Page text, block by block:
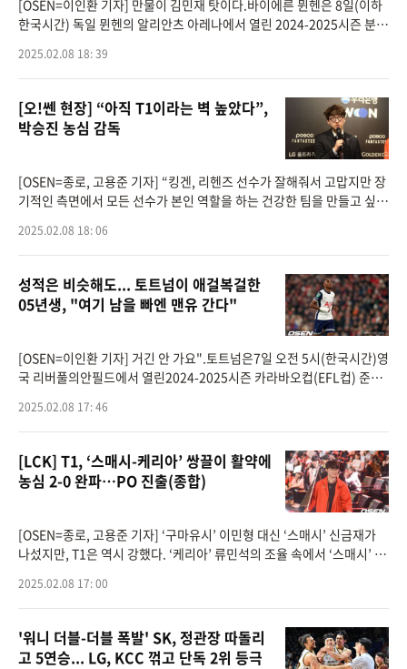
[OSEN=이인환 기자] 만물이 김민재 탓이다.바이에른 뮌헨은 8일(이하
한국시간) 독일 뮌헨의 알리안츠 아레나에서 열린 2024-2025시즌 분데
이페널티킥으로 두 골
2025.02.08 18: 39
[오!쎈 현장] “아직 T1이라는 벽 높았다”,
박승진 농심 감독
[OSEN=종로, 고용준 기자] “킹겐, 리헨즈 선수가 잘해줘서 고맙지만 장
기적인 측면에서 모든 선수가 본인 역할을 하는 건강한 팀을 만들고 싶어
r
2025.02.08 18: 06
성적은 비슷해도... 토트넘이 애걸복걸한
05년생, "여기 남을 빠엔 맨유 간다"
[OSEN=이인환 기자] 거긴 안 가요".토트넘은7일 오전 5시(한국시간)영
국 리버풀의안필드에서 열린2024-2025시즌 카라바오컵(EFL컵) 준결
1차전에서 1-0으로 승
2025.02.08 17: 46
[LCK] T1, ‘스매시-케리아’ 쌍끌이 활약에
농심 2-0 완파…PO 진출(종합)
[OSEN=종로, 고용준 기자] ‘구마유시’ 이민형 대신 ‘스매시’ 신금재가
나섰지만, T1은 역시 강했다. ‘케리아’ 류민석의 조율 속에서 ‘스매시’ 신
2025.02.08 17: 00
'워니 더블-더블 폭발' SK, 정관장 따돌리
고 5연승... LG, KCC 꺾고 단독 2위 등극